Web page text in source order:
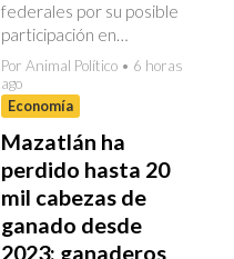
federales por su posible
participación en…
Por Animal Político • 6 horas
ago
Economía
Mazatlán ha
perdido hasta 20
mil cabezas de
ganado desde
2023: ganaderos